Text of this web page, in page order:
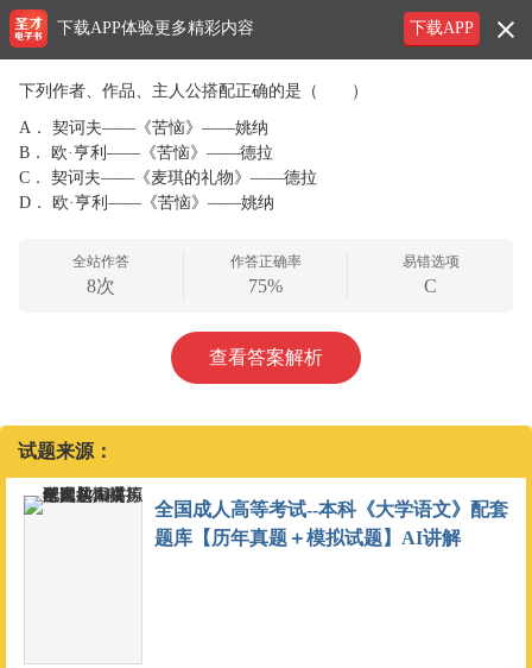
下列作者、作品、主人公搭配正确的是（ ）
A．
契诃夫——《苦恼》——姚纳
B．
欧·亨利——《苦恼》——德拉
C．
契诃夫——《麦琪的礼物》——德拉
D．
欧·亨利——《苦恼》——姚纳
全站作答
8次
作答正确率
75%
易错选项
C
查看答案解析
试题来源：
全国成人高等考试--本科《大学语文》配套
题库【历年真题＋模拟试题】AI讲解
下载APP
下载APP体验更多精彩内容